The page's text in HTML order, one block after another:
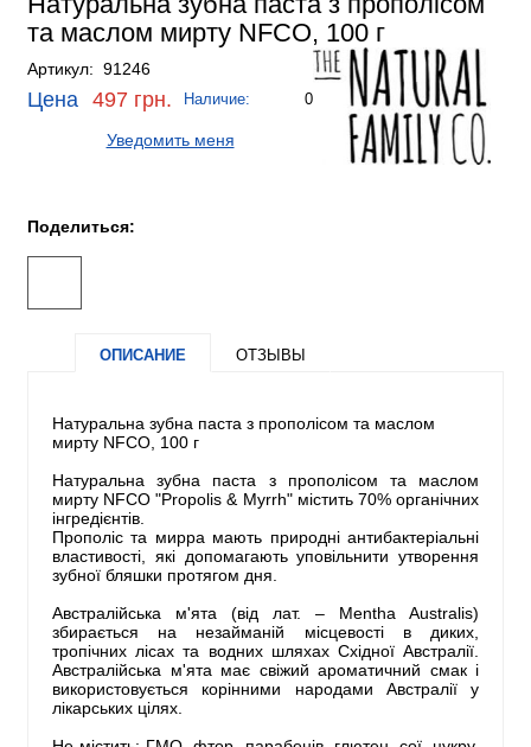
та маслом мирту NFCO, 100 г
Артикул: 91246
Цена 497 грн. Наличие: 0
Уведомить меня
Поделиться:
ОПИСАНИЕ ОТЗЫВЫ
Натуральна зубна паста з прополісом та маслом
мирту NFCO, 100 г
Натуральна зубна паста з прополісом та маслом
мирту NFCO "Propolis & Myrrh" містить 70% органічних
інгредієнтів.
Прополіс та мирра мають природні антибактеріальні
властивості, які допомагають уповільнити утворення
зубної бляшки протягом дня.
Австралійська м'ята (від лат. – Mentha Australis)
збирається на незайманій місцевості в диких,
тропічних лісах та водних шляхах Східної Австралії.
Австралійська м'ята має свіжий ароматичний смак і
використовується корінними народами Австралії у
лікарських цілях.